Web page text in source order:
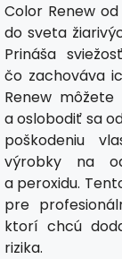
Color Renew
do sveta
Prináša
čo zachováva
Renew
a oslobodiť sa
poškodeniu
výrobky na
a peroxidu.
pre
ktorí chcú
rizika.